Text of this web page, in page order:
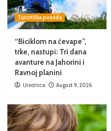
Turistička ponuda
“Biciklom na ćevape”,
trke, nastupi: Tri dana
avanture na Jahorini i
Ravnoj planini
Urednica August 9, 2026